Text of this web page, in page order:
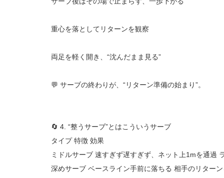
重心を落としてリターンを観察
両足を軽く開き、“沈んだまま見る”
💬 サーブの終わりが、“リターン準備の始まり”。
🔄 4. “整うサーブ”とはこういうサーブ
タイプ 特徴 効果
ミドルサーブ 速すぎず遅すぎず、ネット上1mを通過
深めサーブ ベースライン手前に落ちる 相手のリター